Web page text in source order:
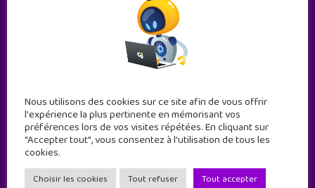
Geek Junior est le premier site de culture numérique
à destination des adolescents.
Nous utilisons des cookies sur ce site afin de vous offrir
l'expérience la plus pertinente en mémorisant vos
préférences lors de vos visites répétées. En cliquant sur
"Accepter tout", vous consentez à l'utilisation de tous les
cookies.
Choisir les cookies Tout refuser Tout accepter